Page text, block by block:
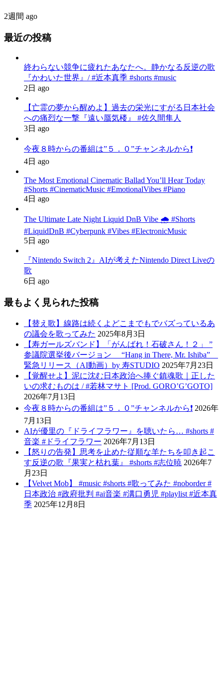
2週間 ago
最近の投稿
終わらない競争に疲れたあなたへ。静かなる反逆の歌
『かわいた世界』/ #近本真季 #shorts #music
2日 ago
【亡霊の夢から醒めよ】過去の栄光にすがる日本社会
への痛烈な一撃『遠い蜃気楼』 #佐久間隼人
3日 ago
今夜８時からの番組は”５．０”チャンネルから❗️
4日 ago
The Most Emotional Cinematic Ballad You’ll Hear Today
#Shorts #CinematicMusic #EmotionalVibes #Piano
4日 ago
The Ultimate Late Night Liquid DnB Vibe 🌧️ #Shorts
#LiquidDnB #Cyberpunk #Vibes #ElectronicMusic
5日 ago
『Nintendo Switch 2』AIが考えたNintendo Direct Liveの
歌
6日 ago
最もよく見られた投稿
【替え歌】線路は続くよどこまでもでバズっているあ
の議会を歌ってみた 2025年8月3日
【寿ガールズバンド】「がんばれ！石破さん！２」 ”
参議院選挙後バージョン “Hang in There, Mr. Ishiba”
緊急リリース（AI動画）by 寿STUDIO 2025年7月23日
【覚醒せよ】泥に沈む日本政治へ捧ぐ鎮魂歌｜正した
いの求むものは / #若林マサト [Prod. GORO’G’GOTO]
2026年7月13日
今夜８時からの番組は”５．０”チャンネルから❗️ 2026年
7月13日
AIが優里の『ドライフラワー』を聴いたら… #shorts #
音楽 #ドライフラワー 2026年7月13日
【怒りの告発】思考を止めた従順な羊たちを叩き起こ
す反逆の歌『果実と枯れ葉』 #shorts #志位暁 2026年7
月23日
【Velvet Mob】 #music #shorts #歌ってみた #noborder #
日本政治 #政府批判 #ai音楽 #溝口勇児 #playlist #近本真
季 2025年12月8日